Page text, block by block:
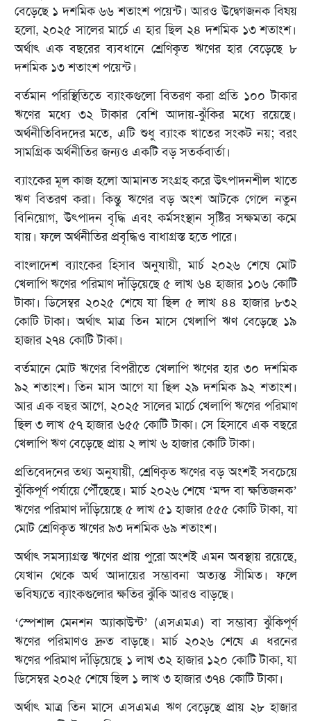
বেড়েছে ১ দশমিক ৬৬ শতাংশ পয়েন্ট। আরও উদ্বেগজনক বিষয়
হলো, ২০২৫ সালের মার্চে এ হার ছিল ২৪ দশমিক ১৩ শতাংশ।
অর্থাৎ এক বছরের ব্যবধানে শ্রেণিকৃত ঋণের হার বেড়েছে ৮
দশমিক ১৩ শতাংশ পয়েন্ট।
বর্তমান পরিস্থিতিতে ব্যাংকগুলো বিতরণ করা প্রতি ১০০ টাকার
ঋণের মধ্যে ৩২ টাকার বেশি আদায়-ঝুঁকির মধ্যে রয়েছে।
অর্থনীতিবিদদের মতে, এটি শুধু ব্যাংক খাতের সংকট নয়; বরং
সামগ্রিক অর্থনীতির জন্যও একটি বড় সতর্কবার্তা।
ব্যাংকের মূল কাজ হলো আমানত সংগ্রহ করে উৎপাদনশীল খাতে
ঋণ বিতরণ করা। কিন্তু ঋণের বড় অংশ আটকে গেলে নতুন
বিনিয়োগ, উৎপাদন বৃদ্ধি এবং কর্মসংস্থান সৃষ্টির সক্ষমতা কমে
যায়। ফলে অর্থনীতির প্রবৃদ্ধিও বাধাগ্রস্ত হতে পারে।
বাংলাদেশ ব্যাংকের হিসাব অনুযায়ী, মার্চ ২০২৬ শেষে মোট
খেলাপি ঋণের পরিমাণ দাঁড়িয়েছে ৫ লাখ ৬৪ হাজার ১০৬ কোটি
টাকা। ডিসেম্বর ২০২৫ শেষে যা ছিল ৫ লাখ ৪৪ হাজার ৮৩২
কোটি টাকা। অর্থাৎ মাত্র তিন মাসে খেলাপি ঋণ বেড়েছে ১৯
হাজার ২৭৪ কোটি টাকা।
বর্তমানে মোট ঋণের বিপরীতে খেলাপি ঋণের হার ৩০ দশমিক
৯২ শতাংশ। তিন মাস আগে যা ছিল ২৯ দশমিক ৯২ শতাংশ।
আর এক বছর আগে, ২০২৫ সালের মার্চে খেলাপি ঋণের পরিমাণ
ছিল ৩ লাখ ৫৭ হাজার ৬৫৫ কোটি টাকা। সে হিসাবে এক বছরে
খেলাপি ঋণ বেড়েছে প্রায় ২ লাখ ৬ হাজার কোটি টাকা।
প্রতিবেদনের তথ্য অনুযায়ী, শ্রেণিকৃত ঋণের বড় অংশই সবচেয়ে
ঝুঁকিপূর্ণ পর্যায়ে পৌঁছেছে। মার্চ ২০২৬ শেষে ‘মন্দ বা ক্ষতিজনক’
ঋণের পরিমাণ দাঁড়িয়েছে ৫ লাখ ৫১ হাজার ৫৫৫ কোটি টাকা, যা
মোট শ্রেণিকৃত ঋণের ৯৩ দশমিক ৬৯ শতাংশ।
অর্থাৎ সমস্যাগ্রস্ত ঋণের প্রায় পুরো অংশই এমন অবস্থায় রয়েছে,
যেখান থেকে অর্থ আদায়ের সম্ভাবনা অত্যন্ত সীমিত। ফলে
ভবিষ্যতে ব্যাংকগুলোর ক্ষতির ঝুঁকি আরও বাড়ছে।
‘স্পেশাল মেনশন অ্যাকাউন্ট’ (এসএমএ) বা সম্ভাব্য ঝুঁকিপূর্ণ
ঋণের পরিমাণও দ্রুত বাড়ছে। মার্চ ২০২৬ শেষে এ ধরনের
ঋণের পরিমাণ দাঁড়িয়েছে ১ লাখ ৩২ হাজার ১২০ কোটি টাকা, যা
ডিসেম্বর ২০২৫ শেষে ছিল ১ লাখ ৩ হাজার ৩৭৪ কোটি টাকা।
অর্থাৎ মাত্র তিন মাসে এসএমএ ঋণ বেড়েছে প্রায় ২৮ হাজার